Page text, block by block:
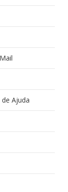
Ajuda